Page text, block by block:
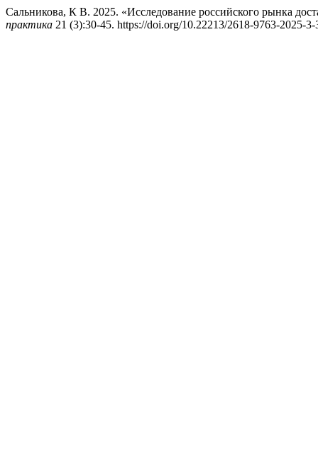
Сальникова, К В. 2025. «Исследование российского рынка
практика 21 (3):30-45. https://doi.org/10.22213/2618-9763-2025-3-